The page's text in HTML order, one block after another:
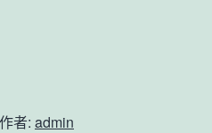
作者: admin